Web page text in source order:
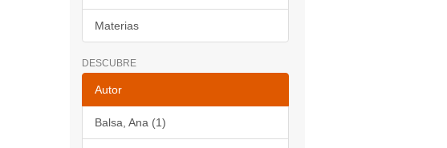
Materias
DESCUBRE
Autor
Balsa, Ana (1)